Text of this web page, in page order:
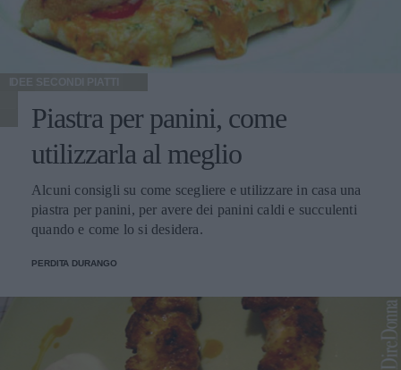
IDEE SECONDI PIATTI
Piastra per panini, come
utilizzarla al meglio
Alcuni consigli su come scegliere e utilizzare in casa una
piastra per panini, per avere dei panini caldi e succulenti
quando e come lo si desidera.
PERDITA DURANGO